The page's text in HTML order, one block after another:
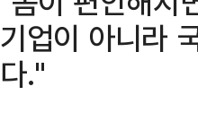
기업이 아니라
다."